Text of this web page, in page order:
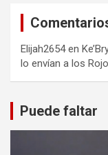
Elijah2654en
lo envían a los
Puede faltar